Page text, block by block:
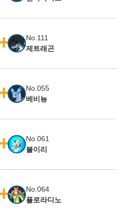
No.111
제트래곤
No.055
베비뇽
No.061
불이리
No.064
플로라디노